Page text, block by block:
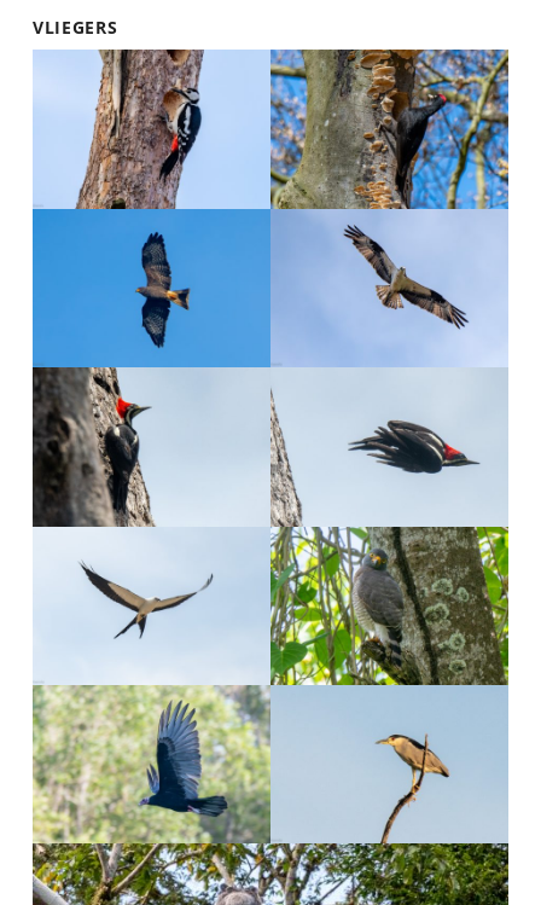
VLIEGERS